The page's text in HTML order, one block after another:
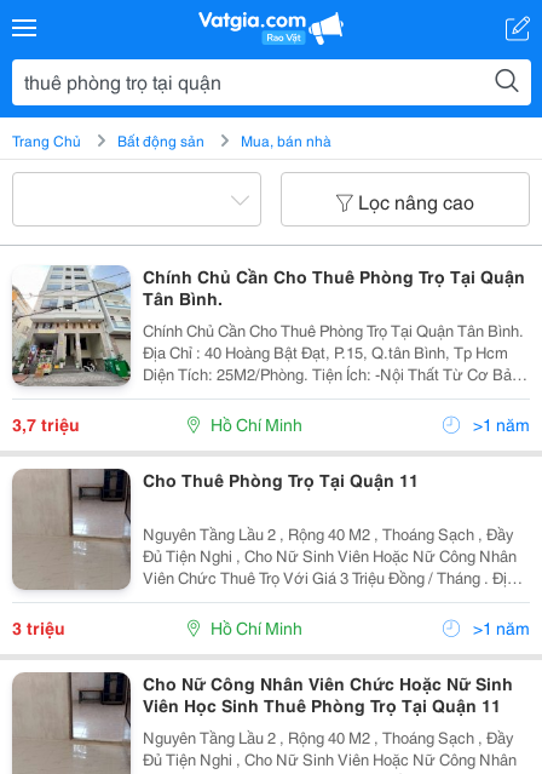
Trang Chủ Bất động sản Mua, bán nhà
Lọc nâng cao
Chính Chủ Cần Cho Thuê Phòng Trọ Tại Quận
Tân Bình.
Chính Chủ Cần Cho Thuê Phòng Trọ Tại Quận Tân Bình.
Địa Chỉ : 40 Hoàng Bật Đạt, P.15, Q.tân Bình, Tp Hcm
Diện Tích: 25M2/Phòng. Tiện Ích: -Nội Thất Từ Cơ Bản
Đến Đầy Đủ Như Hình. Phòng Có Gác - Bãi Xe Rộng Rãi
Có Bảo Vệ 24/7. Camera An Ninh,...
3,7 triệu Hồ Chí Minh >1 năm
Cho Thuê Phòng Trọ Tại Quận 11
Nguyên Tầng Lầu 2 , Rộng 40 M2 , Thoáng Sạch , Đầy
Đủ Tiện Nghi , Cho Nữ Sinh Viên Hoặc Nữ Công Nhân
Viên Chức Thuê Trọ Với Giá 3 Triệu Đồng / Tháng . Địa
Chỉ Nhà : 254/43 Thái Phiên , P.8 , Q.11 . Liên Hệ Với
Chú Lê Theo Số Điện Thoại :0328859135
3 triệu Hồ Chí Minh >1 năm
Cho Nữ Công Nhân Viên Chức Hoặc Nữ Sinh
Viên Học Sinh Thuê Phòng Trọ Tại Quận 11
Nguyên Tầng Lầu 2 , Rộng 40 M2 , Thoáng Sạch , Đầy
Đủ Tiện Nghi , Cho Nữ Sinh Viên Hoặc Nữ Công Nhân